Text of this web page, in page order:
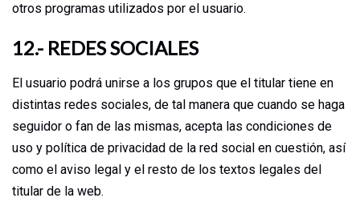
otros programas utilizados por el usuario.
12.- REDES SOCIALES
El usuario podrá unirse a los grupos que el titular tiene en
distintas redes sociales, de tal manera que cuando se haga
seguidor o fan de las mismas, acepta las condiciones de
uso y política de privacidad de la red social en cuestión, así
como el aviso legal y el resto de los textos legales del
titular de la web.